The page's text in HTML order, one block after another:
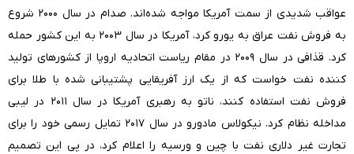
عواقب شدیدی از سمت آمریکا مواجه شده‌اند. صدام در سال ۲۰۰۰ شروع
به فروش نفت عراق به یورو کرد، آمریکا در سال ۲۰۰۳ به این کشور حمله
کرد. قذافی در سال ۲۰۰۹ در مقام ریاست اتحادیه اروپا از کشورهای تولید
کننده نفت خواست که از یک ارز آفریقایی پشتیبانی شده با طلا برای
فروش نفت استفاده کنند، ناتو به رهبری آمریکا در سال ۲۰۱۱ در لیبی
مداخله نظام کرد. نیکولاس مادورو در سال ۲۰۱۷ تمایل رسمی خود را برای
تجارت غیر دلاری نفت با چین و ورسیه را اعلام کرد، در پی این تصمیم